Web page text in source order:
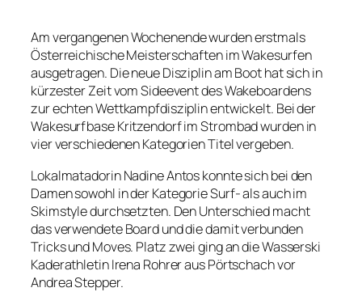
Am vergangenen Wochenende wurden erstmals
Österreichische Meisterschaften im Wakesurfen
ausgetragen. Die neue Disziplin am Boot hat sich in
kürzester Zeit vom Sideevent des Wakeboardens
zur echten Wettkampfdisziplin entwickelt. Bei der
Wakesurfbase Kritzendorf im Strombad wurden in
vier verschiedenen Kategorien Titel vergeben.
Lokalmatadorin Nadine Antos konnte sich bei den
Damen sowohl in der Kategorie Surf- als auch im
Skimstyle durchsetzten. Den Unterschied macht
das verwendete Board und die damit verbunden
Tricks und Moves. Platz zwei ging an die Wasserski
Kaderathletin Irena Rohrer aus Pörtschach vor
Andrea Stepper.